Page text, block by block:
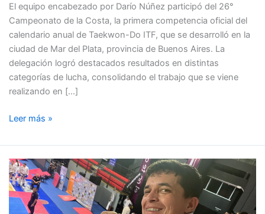
El equipo encabezado por Darío Núñez participó del 26°
Campeonato de la Costa, la primera competencia oficial del
calendario anual de Taekwon-Do ITF, que se desarrolló en la
ciudad de Mar del Plata, provincia de Buenos Aires. La
delegación logró destacados resultados en distintas
categorías de lucha, consolidando el trabajo que se viene
realizando en […]
ITF
en
Mar
del
Plata
Leer más »
Destacada
actuación
de
Núñez